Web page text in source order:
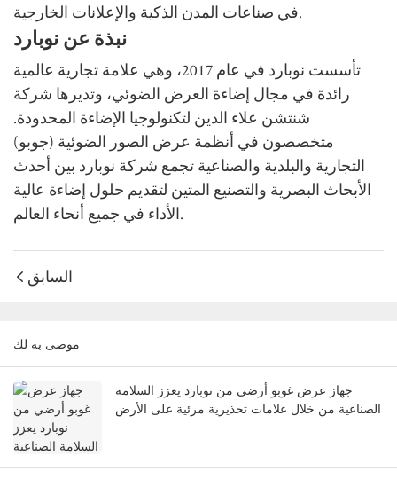
في صناعات المدن الذكية والإعلانات الخارجية.
نبذة عن نوبارد
تأسست نوبارد في عام 2017، وهي علامة تجارية عالمية
رائدة في مجال إضاءة العرض الضوئي، وتديرها شركة
شنتشن علاء الدين لتكنولوجيا الإضاءة المحدودة.
متخصصون في أنظمة عرض الصور الضوئية (جوبو)
التجارية والبلدية والصناعية تجمع شركة نوبارد بين أحدث
الأبحاث البصرية والتصنيع المتين لتقديم حلول إضاءة عالية
الأداء في جميع أنحاء العالم.
السابق
موصى به لك
جهاز عرض غوبو أرضي من نوبارد يعزز السلامة
الصناعية من خلال علامات تحذيرية مرئية على الأرض